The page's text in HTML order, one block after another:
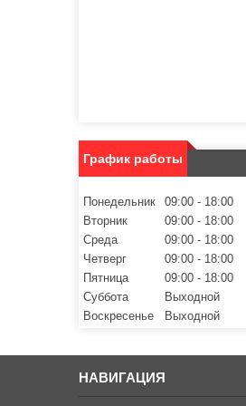
График работы
Понедельник 09:00
18:00
Вторник
09:00
18:00
Среда
09:00
18:00
Четверг
09:00
18:00
Пятница
09:00
18:00
Суббота
Выходной
Воскресенье
Выходной
НАВИГАЦИЯ